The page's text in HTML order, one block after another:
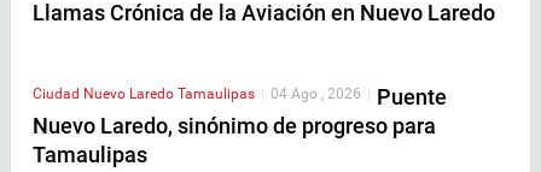
Llamas Crónica de la Aviación en Nuevo Laredo
Ciudad Nuevo Laredo Tamaulipas 04 Ago , 2026
Puente
Nuevo Laredo, sinónimo de progreso para
Tamaulipas